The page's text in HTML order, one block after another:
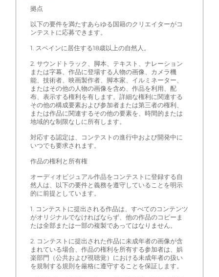
拠点
以下の要件を満たすあらゆる国籍のクリエイターがコ
ンテストに応募できます。
1. スペインに居住する18歳以上の自然人。
2. サウンドトラック、脚本、テキスト、ナレーション
または字幕、作品に登場する人物の画像、カメラ機
能、技術者、映画製作者、脚本家、イルミネーター、
またはその他の人物の画像を含め、作品を利用、配
布、表示する権利を有します。詳細な権利に関連する
その他の構成要素および参加者または第三者の権利、
または作品に関連するその他の要素を、時間的または
地域的な制限なしに所有します。
対応する認定は、コンテストの進行中および開発中に
いつでも要求されます。
作品の権利と所有権
オーディオビジュアル作品をコンテストに登録する自
然人は、以下の要件と義務を遵守していることを明示
的に前提としています。
1. コンテストに提出される作品は、すべてのコンテンツ
がオリジナルでなければならず、他の作品のコピーま
たは全部または一部の複製であってはなりません。
2. コンテストに提出された作品に未成年者の画像が含
まれている場合、作品の権利を所有する参加者は、娯
楽部門（公共および視聴覚）における未成年者の扱い
を規制する規則を厳格に遵守することを保証します。